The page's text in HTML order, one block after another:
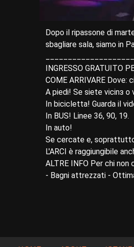
Dopo il ripassone di
sbagliare sala, siamo in
INGRESSO GRATUITO
COME ARRIVARE Dove:
A piedi! Se siete vicinɜ
In bicicletta! Guarda il
In BUS! Linee 36, 90, 19.
In auto!
Se cercate e,
L'ARCI è raggiungibile
ALTRE INFO Per chi
- Bagni attrezzati -